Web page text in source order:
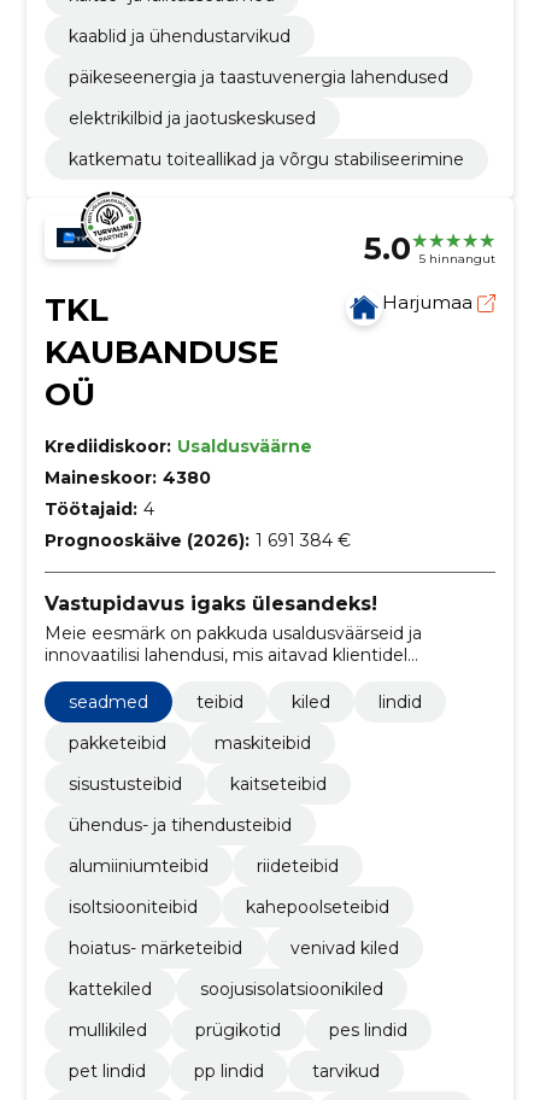
kaablid ja ühendustarvikud
päikeseenergia ja taastuvenergia lahendused
elektrikilbid ja jaotuskeskused
katkematu toiteallikad ja võrgu stabiliseerimine
5.0 5 hinnangut
TKL
KAUBANDUSE
OÜ
Harjumaa
Krediidiskoor: Usaldusväärne
Maineskoor: 4380
Töötajaid: 4
Prognooskäive (2026): 1 691 384 €
Vastupidavus igaks ülesandeks!
Meie eesmärk on pakkuda usaldusväärseid ja
innovaatilisi lahendusi, mis aitavad klientidel
tööprotsesse lihtsustada ning tagada tipptasemel
tulemused.
seadmed teibid kiled
lindid
pakketeibid
maskiteibid
sisustusteibid
kaitseteibid
ühendus- ja tihendusteibid
alumiiniumteibid
riideteibid
isoltsiooniteibid
kahepoolseteibid
hoiatus- märketeibid
venivad kiled
kattekiled
soojusisolatsioonikiled
mullikiled
prügikotid
pes lindid
pet lindid
pp lindid
tarvikud